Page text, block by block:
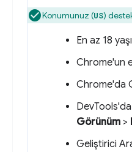
Konumunuz (US)
En az 18
Chrome'un
Chrome'da
DevTools'da
Görünüm >
Geliştirici